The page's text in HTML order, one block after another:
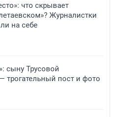
что скрывает
Журналистки
на себе
сыну Трусовой
трогательный пост и фото